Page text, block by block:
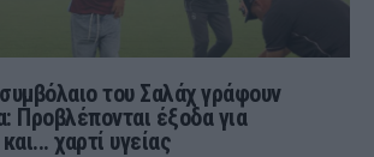
του Σαλάχ γράφουν
Προβλέπονται έξοδα για
χαρτί υγείας